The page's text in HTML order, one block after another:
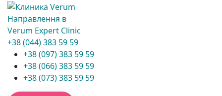
Направлення в
Verum Expert Clinic
+38 (044) 383 59 59
+38 (097) 383 59 59
+38 (066) 383 59 59
+38 (073) 383 59 59